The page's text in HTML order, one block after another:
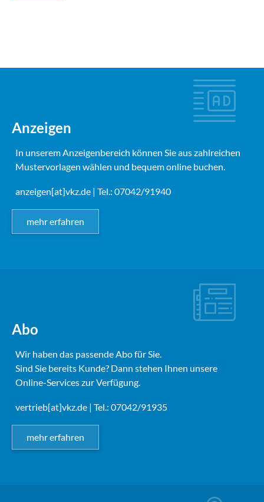
Anzeigen
In unserem Anzeigenbereich können Sie aus zahlreichen
Mustervorlagen wählen und bequem online buchen.
anzeigen[at]vkz.de | Tel.: 07042/91940
mehr erfahren
Abo
Wir haben das passende Abo für Sie.
Sind Sie bereits Kunde? Dann stehen Ihnen unsere
Online-Services zur Verfügung.
vertrieb[at]vkz.de | Tel.: 07042/91935
mehr erfahren